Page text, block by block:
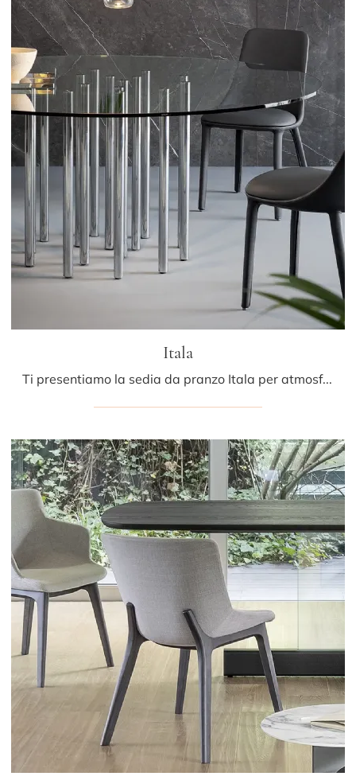
Itala
Ti presentiamo la sedia da pranzo Itala per atmosfere design, tra le più originali Sedie fisse di Bonaldo.